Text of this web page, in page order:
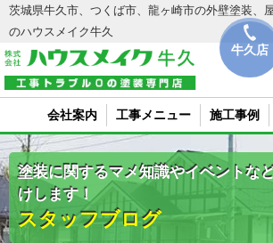
牛久店
茨城県牛久市、つくば市、龍ヶ崎市の外壁塗装、
のハウスメイク牛久
会社案内 工事メニュー 施工事例
塗装に関するマメ知識やイベントな
けします！
スタッフブログ